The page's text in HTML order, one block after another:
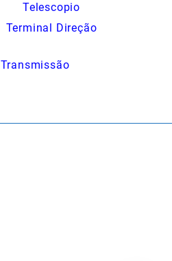
Telescopio
Terminal Direção
Transmissão